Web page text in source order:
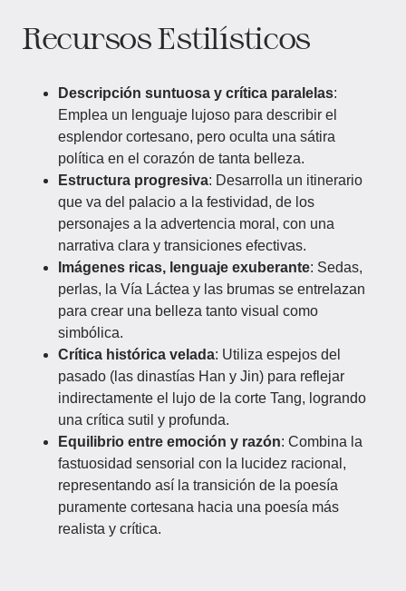
Recursos Estilísticos
Descripción suntuosa y crítica paralelas:
Emplea un lenguaje lujoso para describir el
esplendor cortesano, pero oculta una sátira
política en el corazón de tanta belleza.
Estructura progresiva: Desarrolla un itinerario
que va del palacio a la festividad, de los
personajes a la advertencia moral, con una
narrativa clara y transiciones efectivas.
Imágenes ricas, lenguaje exuberante: Sedas,
perlas, la Vía Láctea y las brumas se entrelazan
para crear una belleza tanto visual como
simbólica.
Crítica histórica velada: Utiliza espejos del
pasado (las dinastías Han y Jin) para reflejar
indirectamente el lujo de la corte Tang, logrando
una crítica sutil y profunda.
Equilibrio entre emoción y razón: Combina la
fastuosidad sensorial con la lucidez racional,
representando así la transición de la poesía
puramente cortesana hacia una poesía más
realista y crítica.